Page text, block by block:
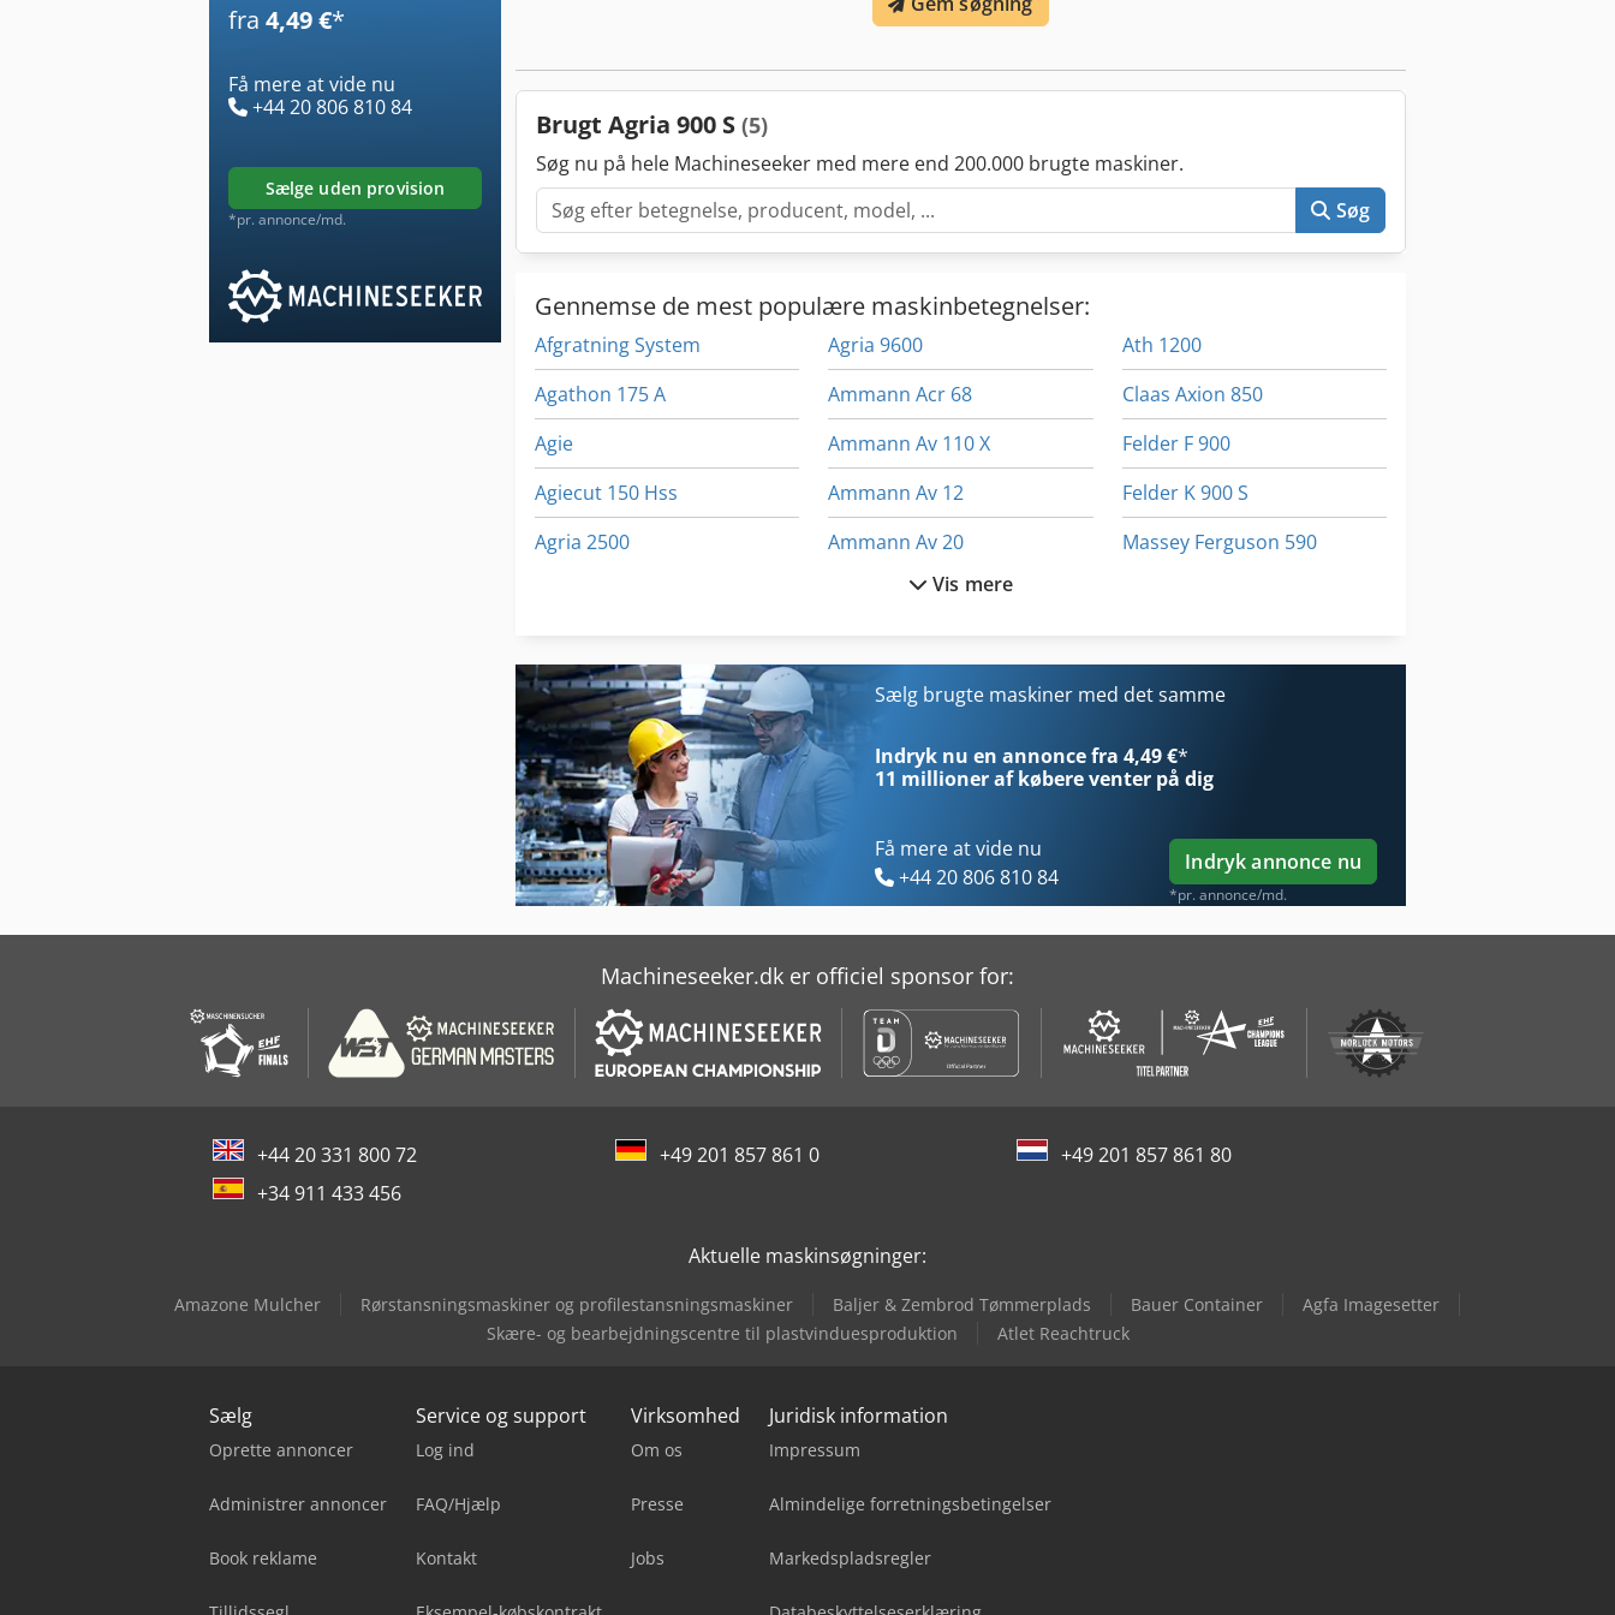
fra 4,49 €*
Få mere at vide nu
+44 20 806 810 84
sælge uden provision
*pr. annonce/md.
Brugt Agria 900 S (5)
Søg nu på hele Machineseeker med mere end 200.000 brugte maskiner.
Søg
Gennemse de mest populære maskinbetegnelser:
Afgratning System
Agathon 175 A
Agie
Agiecut 150 Hss
Agria 2500
Agria 3400 Kl
Agria 4800
Agria 9600
Ammann Acr 68
Ammann Av 110 X
Ammann Av 12
Ammann Av 20
Ammann Av 23
Ammann Av 95
As 1050
Ath 1200
Claas Axion 850
Felder F 900
Felder K 900 S
Massey Ferguson 590
Vis mere
Sælg brugte maskiner med det samme
Indryk nu en annonce fra 4,49 €*
11 millioner af købereventer på dig
Få mere at vide nu
+44 20 806 810 84
Indryk annonce nu
*pr. annonce/md.
Machineseeker.dk er officiel sponsor for:
+44 20 331 800 72 +49 201 857 861 0
+49 201 857 861 80
+34 911 433 456
Aktuelle maskinsøgninger:
Amazone Mulcher Rørstansningsmaskiner og profilestansningsmaskiner Baljer & Zembrod Tømmerplads Bauer Container
Agfa Imagesetter
Skære- og bearbejdningscentre til plastvinduesproduktion
Atlet Reachtruck
Sælg
Oprette annoncer
Administrer annoncer
Book reklame
Service og support
Log ind
FAQ/Hjælp
Kontakt
Virksomhed
Om os
Presse
Jobs
Juridisk information
Impressum
Almindelige forretningsbetingelser
Markedspladsregler